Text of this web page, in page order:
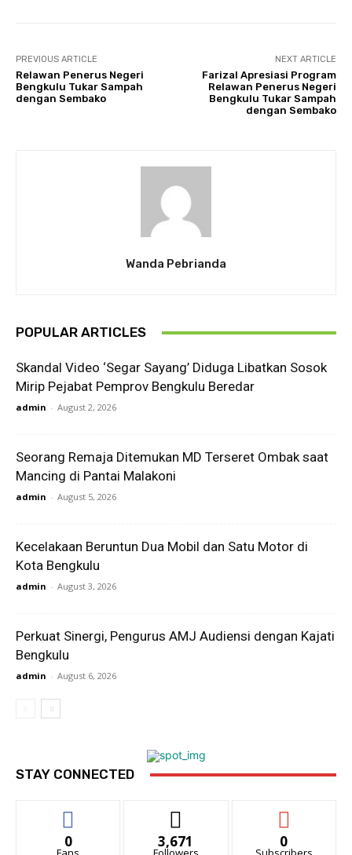
PREVIOUS ARTICLE
Relawan Penerus Negeri
Bengkulu Tukar Sampah
dengan Sembako
NEXT ARTICLE
Farizal Apresiasi Program
Relawan Penerus Negeri
Bengkulu Tukar Sampah
dengan Sembako
Wanda Pebrianda
POPULAR ARTICLES
Skandal Video ‘Segar Sayang’ Diduga Libatkan Sosok
Mirip Pejabat Pemprov Bengkulu Beredar
admin - August 2, 2026
Seorang Remaja Ditemukan MD Terseret Ombak saat
Mancing di Pantai Malakoni
admin - August 5, 2026
Kecelakaan Beruntun Dua Mobil dan Satu Motor di
Kota Bengkulu
admin - August 3, 2026
Perkuat Sinergi, Pengurus AMJ Audiensi dengan Kajati
Bengkulu
admin - August 6, 2026
STAY CONNECTED
0 3,671 0